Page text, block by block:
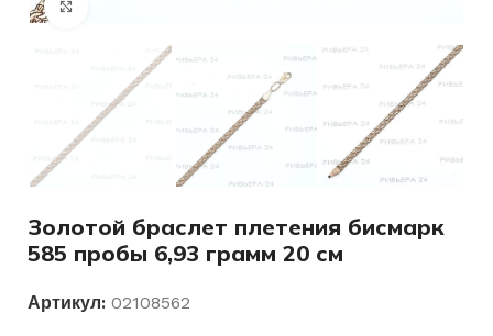
Золотой браслет плетения бисмарк
585 пробы 6,93 грамм 20 см
Артикул: 02108562